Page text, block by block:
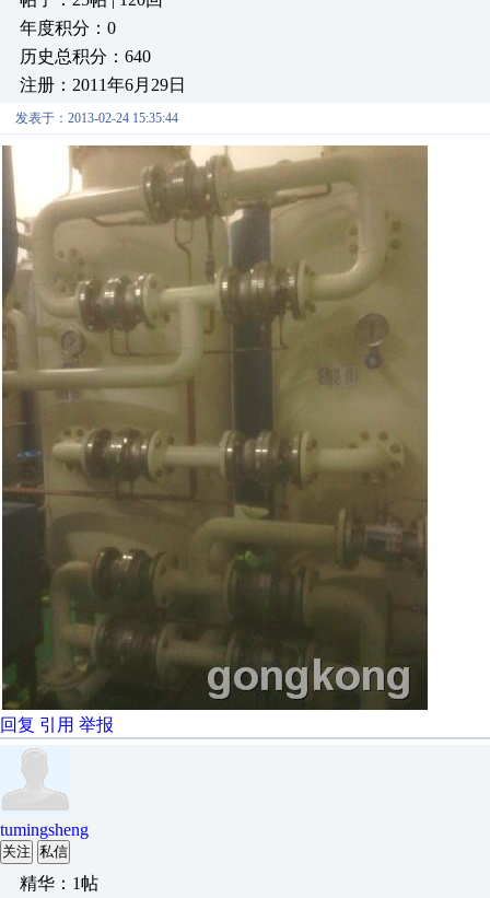
年度积分：0
历史总积分：640
注册：2011年6月29日
发表于：2013-02-24 15:35:44
回复 引用 举报
tumingsheng
关注 私信
精华：1帖